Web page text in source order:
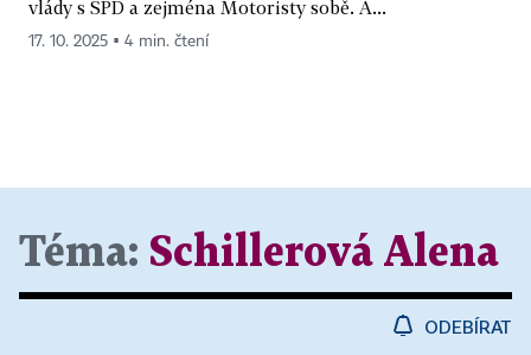
vlády s SPD a zejména Motoristy sobě. A...
17. 10. 2025 ▪ 4 min. čtení
Téma: Schillerová Alena
ODEBÍRAT